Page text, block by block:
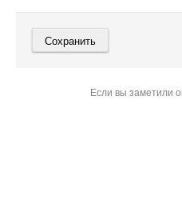
Если вы заметили